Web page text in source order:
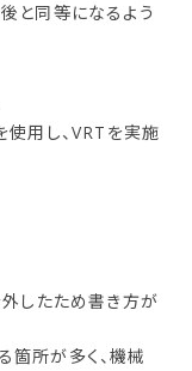
と同等になるよう
用し、VRTを実施
したため書き方が
箇所が多く、機械